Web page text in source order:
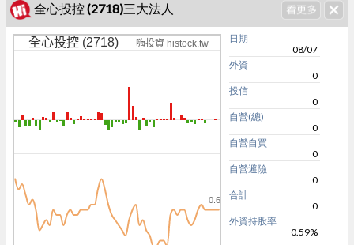
全心投控 (2718)三大法人
全心投控 (2718) 嗨投資 histock.tw
0.6
日期
08/07
外資
0
投信
0
自營(總)
0
自營自買
0
自營避險
0
合計
0
外資持股率
0.59%